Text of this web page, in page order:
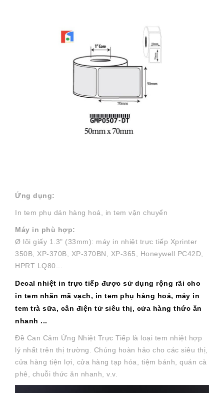
Ứng dụng:
In tem phụ dán hàng hoá, in tem vận chuyển
Máy in phù hợp:
Ø lõi giấy 1.3" (33mm): máy in nhiệt trực tiếp Xprinter
350B, XP-370B, XP-370BN, XP-365, Honeywell PC42D,
HPRT LQ80...
Decal nhiệt in trực tiếp được sử dụng rộng rãi cho
in tem nhãn mã vạch, in tem phụ hàng hoá, máy in
tem trà sữa, cân điện tử siêu thị, cửa hàng thức ăn
nhanh ...
Đề Can Cảm Ứng Nhiệt Trực Tiếp là loại tem nhiệt hợp
lý nhất trên thị trường. Chúng hoàn hảo cho các siêu thị,
cửa hàng tiện lợi, cửa hàng tạp hóa, tiệm bánh, quán cà
phê, chuỗi thức ăn nhanh, v.v.